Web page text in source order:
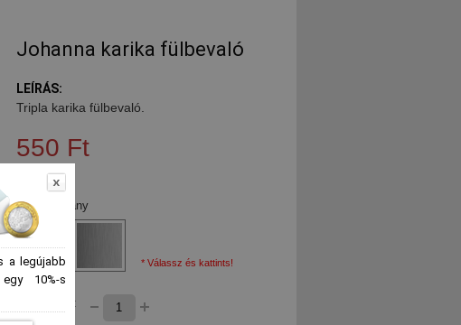
Johanna karika fülbevaló
LEÍRÁS:
Tripla karika fülbevaló.
550 Ft
* Szín - arany
* Válassz és kattints!
Mennyiség:
a legújabb
10%-s